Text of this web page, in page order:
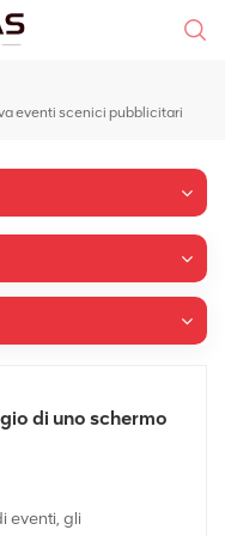
eventi scenici pubblicitari
di uno schermo
eventi, gli